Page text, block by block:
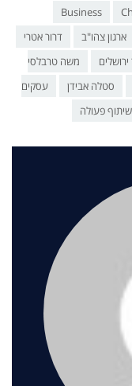
Business
ארגון צהו"ב
דרור אטרי
משה טרבלסי
סטלה אבידן
עסקים
שיתוף פעולה